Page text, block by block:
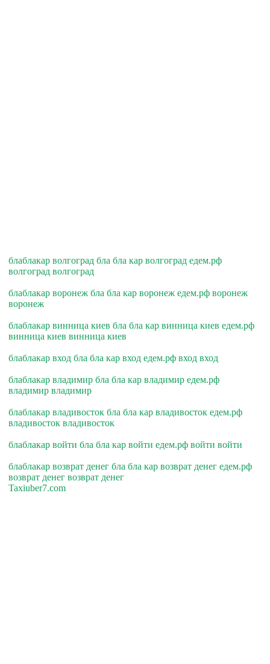
блаблакар волгоград бла бла кар волгоград едем.рф
волгоград волгоград
блаблакар воронеж бла бла кар воронеж едем.рф воронеж
воронеж
блаблакар винница киев бла бла кар винница киев едем.рф
винница киев винница киев
блаблакар вход бла бла кар вход едем.рф вход вход
блаблакар владимир бла бла кар владимир едем.рф
владимир владимир
блаблакар владивосток бла бла кар владивосток едем.рф
владивосток владивосток
блаблакар войти бла бла кар войти едем.рф войти войти
блаблакар возврат денег бла бла кар возврат денег едем.рф
возврат денег возврат денег
Taxiuber7.com